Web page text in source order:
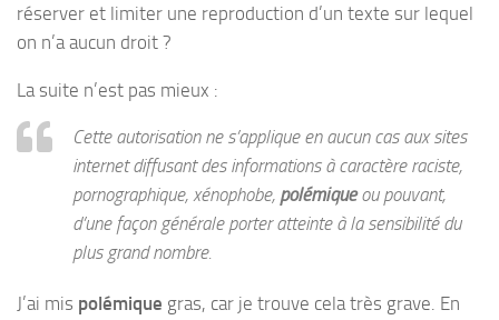
réserver et limiter une reproduction d’un texte sur lequel
on n’a aucun droit ?
La suite n’est pas mieux :
Cette autorisation ne s’applique en aucun cas aux sites
internet diffusant des informations à caractère raciste,
pornographique, xénophobe, polémiqueou pouvant,
d’une façon générale porter atteinte à la sensibilité du
plus grand nombre.
J’ai mis polémique gras, car je trouve cela très grave. En